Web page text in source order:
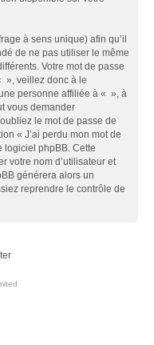
à sens unique) afin qu’il
de ne pas utiliser le même
Votre mot de passe
», veillez donc à le
personne affiliée à « », à
vous demander
le mot de passe de
« J’ai perdu mon mot de
logiciel phpBB. Cette
votre nom d’utilisateur et
générera alors un
reprendre le contrôle de